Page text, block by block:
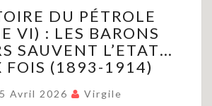
DU
PÉTROLE
(PARTIE
VI)
:
LES
DU PÉTROLE
VI) : LES BARONS
SAUVENT L’ETAT…
FOIS (1893-1914)
5 Avril 2026 Virgile